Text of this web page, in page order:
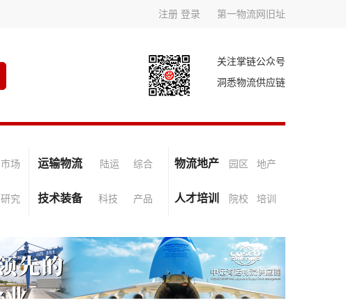
注册 登录 第一物流网旧址
关注掌链公众号
洞悉物流供应链
市场 运输物流 陆运 综合 物流地产 园区 地产
研究 技术装备 科技 产品 人才培训 院校 培训